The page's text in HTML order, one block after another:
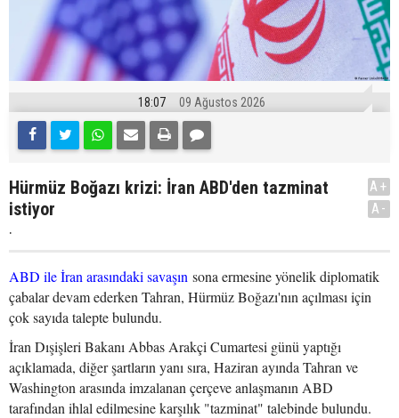
18:07 09 Ağustos 2026
Hürmüz Boğazı krizi: İran ABD'den tazminat
istiyor
.
A+
A-
ABD ile İran arasındaki savaşın sona ermesine yönelik diplomatik
çabalar devam ederken Tahran, Hürmüz Boğazı'nın açılması için
çok sayıda talepte bulundu.
İran Dışişleri Bakanı Abbas Arakçi Cumartesi günü yaptığı
açıklamada, diğer şartların yanı sıra, Haziran ayında Tahran ve
Washington arasında imzalanan çerçeve anlaşmanın ABD
tarafından ihlal edilmesine karşılık "tazminat" talebinde bulundu.